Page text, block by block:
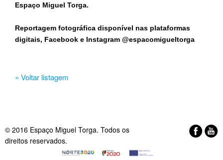
Espaço Miguel Torga​.
Reportagem fotográfica disponível nas plataformas
digitais, Facebook e Instagram @espacomigueltorga
» Voltar listagem
© 2016 Espaço Miguel Torga. Todos os
direitos reservados.